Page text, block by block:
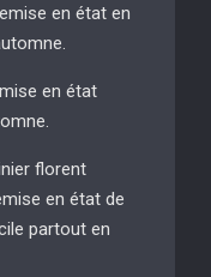
en état en
en état
florent
en état de
partout en